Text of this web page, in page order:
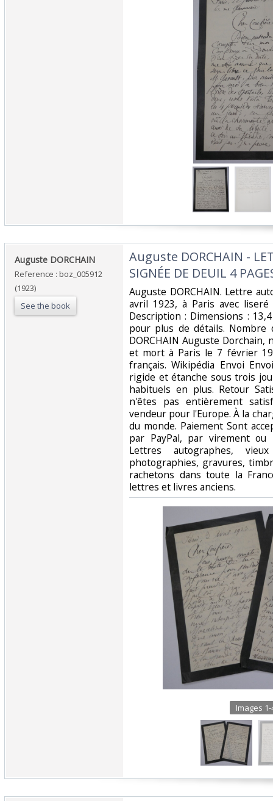
‎Auguste DORCHAIN‎
Reference : boz_005912
(1923)
See the book
‎Auguste DORCHAIN -
SIGNÉE DE DEUIL 4
‎Auguste DORCHAIN. Lettre
avril 1923, à Paris avec
Description : Dimensions :
pour plus de détails. Nombre
DORCHAIN Auguste Dorchain,
et mort à Paris le 7 février
français. Wikipédia Envoi
rigide et étanche sous trois
habituels en plus. Retour
n'êtes pas entièrement
vendeur pour l'Europe. À la
du monde. Paiement Sont
par PayPal, par virement ou
Lettres autographes,
photographies, gravures,
rachetons dans toute la
lettres et livres anciens.‎
Images